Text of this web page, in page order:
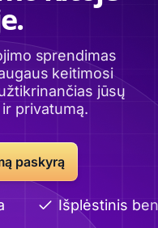
sprendimas
keitimosi
jūsų
privatumą.
paskyrą
Išplėstinis